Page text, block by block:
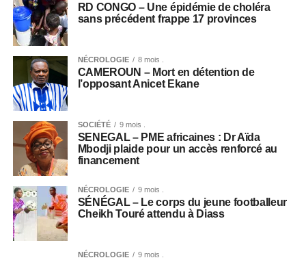
RD CONGO – Une épidémie de choléra
sans précédent frappe 17 provinces
NÉCROLOGIE 8 mois .
CAMEROUN – Mort en détention de
l’opposant Anicet Ekane
SOCIÉTÉ 9 mois .
SENEGAL – PME africaines : Dr Aïda
Mbodji plaide pour un accès renforcé au
financement
NÉCROLOGIE 9 mois .
SÉNÉGAL – Le corps du jeune footballeur
Cheikh Touré attendu à Diass
NÉCROLOGIE 9 mois .